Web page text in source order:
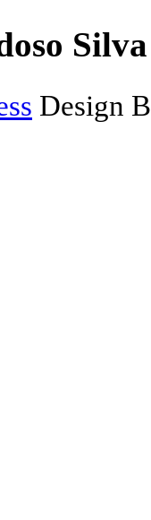
Design